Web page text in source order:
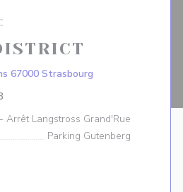
67000 Strasbourg((открывается в
Arrêt Langstross Grand'Rue
Parking Gutenberg